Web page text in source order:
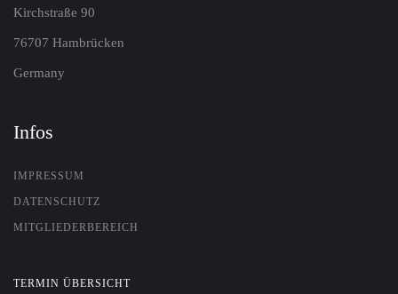
Kirchstraße 90
76707 Hambrücken
Germany
Infos
IMPRESSUM
DATENSCHUTZ
MITGLIEDERBEREICH
TERMIN ÜBERSICHT
Vorheriges
Vorheriger
Nächstes
Nächstes